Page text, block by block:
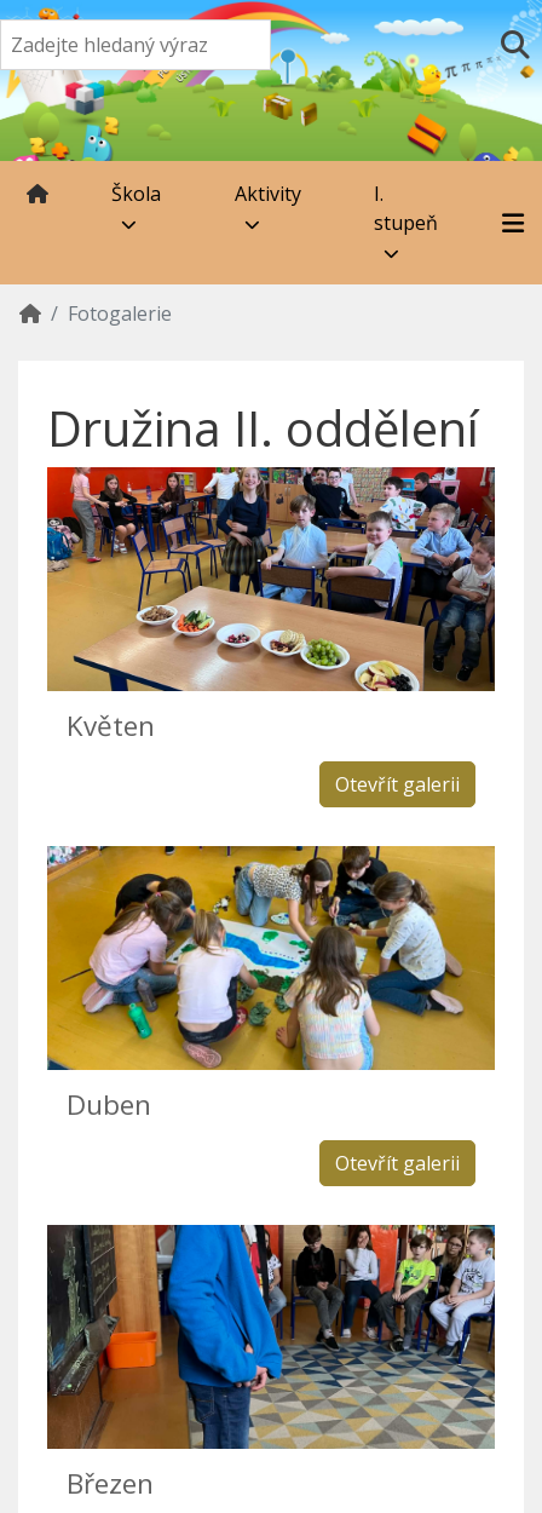
Škola Aktivity
I.
stupeň
Fotogalerie
Družina II. oddělení
Květen
Otevřít galerii
Duben
Otevřít galerii
Březen